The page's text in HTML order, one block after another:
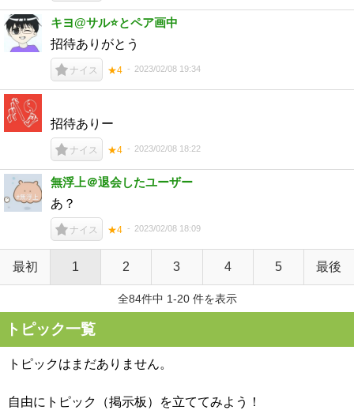
キヨ@サル⭐️とペア画中
招待ありがとう
ナイス ★4 2023/02/08 19:34
招待ありー
ナイス ★4 2023/02/08 18:22
無浮上＠退会したユーザー
あ？
ナイス ★4 2023/02/08 18:09
最初 1 2 3 4 5 最後
全84件中 1-20 件を表示
トピック一覧
トピックはまだありません。
自由にトピック（掲示板）を立ててみよう！